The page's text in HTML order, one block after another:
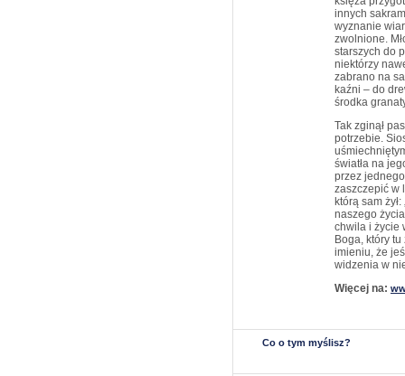
innych
wyznanie
zwolnione.
starszych do
niektórzy
zabrano na
kaźni – do
środka
Tak zginął
potrzebie.
światła na
przez
zaszczepić w
którą sam
naszego
chwila i życie
Boga, który
imieniu, że
widzenia w
Więcej na:
Co o tym myślisz?